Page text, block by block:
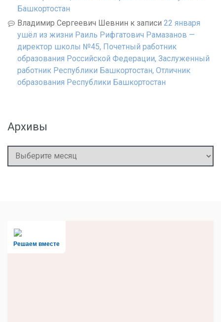
Башкортостан
Владимир Сергеевич Шевнин к записи 22 января
ушёл из жизни Раиль Рифгатович Рамазанов —
директор школы №45, Почетный работник
образования Российской Федерации, Заслуженный
работник Республики Башкортостан, Отличник
образования Республики Башкортостан
Архивы
Архивы
Решаем вместе